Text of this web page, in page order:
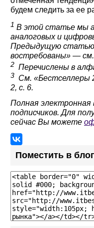
будем следить за ее
1 В этой статье мы
аналоговых и
Предыдущую
востребованы» —
2 Перечислены в
3 См. «Бестселлеры
2, с. 6.
Полная
подписчиков. Для
сейчас Вы можете
Поместить в блог